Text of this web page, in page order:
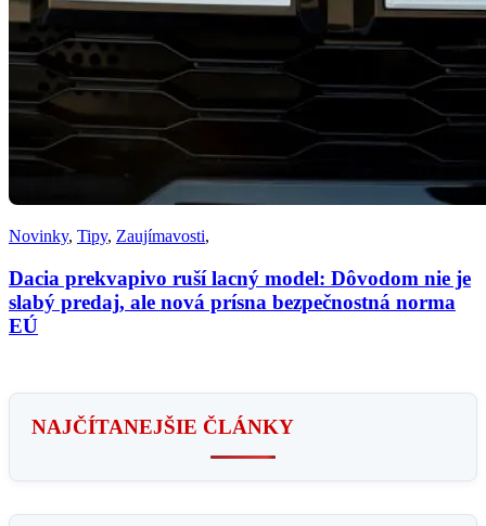
Novinky, Tipy, Zaujímavosti,
Dacia prekvapivo ruší lacný model: Dôvodom nie je
slabý predaj, ale nová prísna bezpečnostná norma
EÚ
NAJČÍTANEJŠIE ČLÁNKY